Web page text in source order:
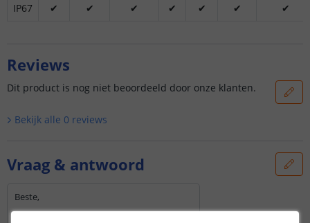
IP67
✔ ✔ ✔ ✔ ✔ ✔ ✔
Reviews
Dit product is nog niet beoordeeld door onze klanten.
Bekijk alle 0 reviews
Vraag & antwoord
Beste,